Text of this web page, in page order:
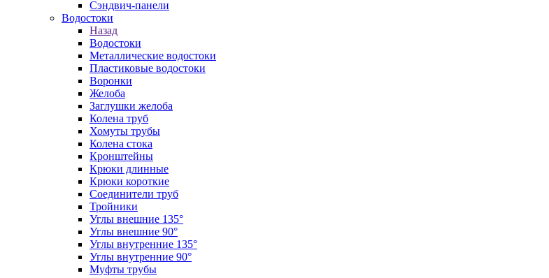
Сэндвич-панели
Водостоки
Назад
Водостоки
Металлические водостоки
Пластиковые водостоки
Воронки
Желоба
Заглушки желоба
Колена труб
Хомуты трубы
Колена стока
Кронштейны
Крюки длинные
Крюки короткие
Соединители труб
Тройники
Углы внешние 135°
Углы внешние 90°
Углы внутренние 135°
Углы внутренние 90°
Муфты трубы